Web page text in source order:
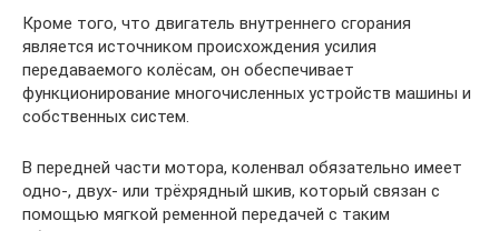
Кроме того, что двигатель внутреннего сгорания
является источником происхождения усилия
передаваемого колёсам, он обеспечивает
функционирование многочисленных устройств машины и
собственных систем.
В передней части мотора, коленвал обязательно имеет
одно-, двух- или трёхрядный шкив, который связан с
помощью мягкой ременной передачей с таким